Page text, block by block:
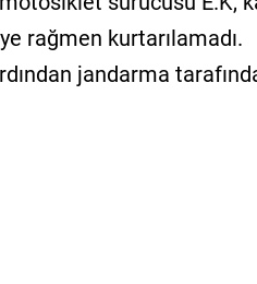
rağmen kurtarılamadı.
jandarma